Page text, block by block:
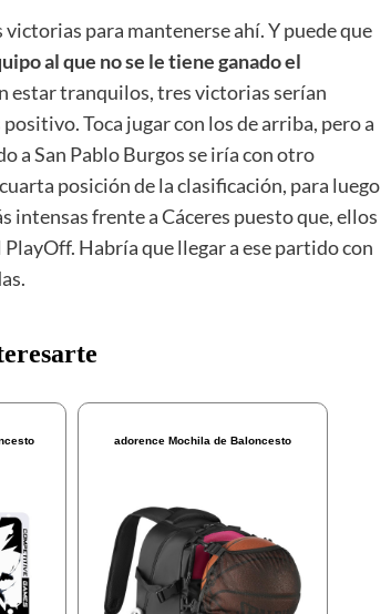
para mantenerse ahí. Y puede que
al que no se le tiene ganado el
estar tranquilos, tres victorias serían
Toca jugar con los de arriba, pero a
a San Pablo Burgos se iría con otro
posición de la clasificación, para luego
intensas frente a Cáceres puesto que, ellos
Habría que llegar a ese partido con